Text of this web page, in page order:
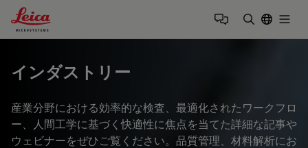
Leica Microsystems Logo
インダストリー
産業分野における効率的な検査、最適化されたワークフロ
ー、人間工学に基づく快適性に焦点を当てた詳細な記事や
ウェビナーをぜひご覧ください。品質管理、材料解析にお